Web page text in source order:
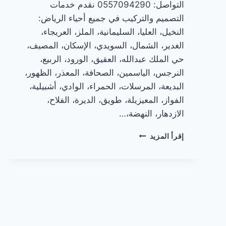
التواصل: 0557094290 نقدم خدمات
التصميم والتركيب في جميع أحياء الرياض:
النخيل، العليا، السليمانية، الملز، العريجاء،
الغدير، الشمال، السويدي، الإسكان، المصيف،
حي الملك عبدالله، العقيق، الورود، الربيع،
النرجس، الياسمين، الصحافة، المعذر، الظهور،
البديعة، المرسلات، الحمراء، الوادي، أشبيلية،
الفواز، المعيزيلة، طويق، الديرة، الفلاح،
الازدهار، النهضة،…
إقرأ المزيد صيحات